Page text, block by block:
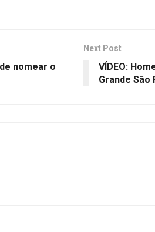
nomear o
Next Post
VÍDEO:
Grande São